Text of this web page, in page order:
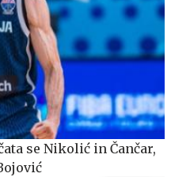
se Nikolić in Čančar,